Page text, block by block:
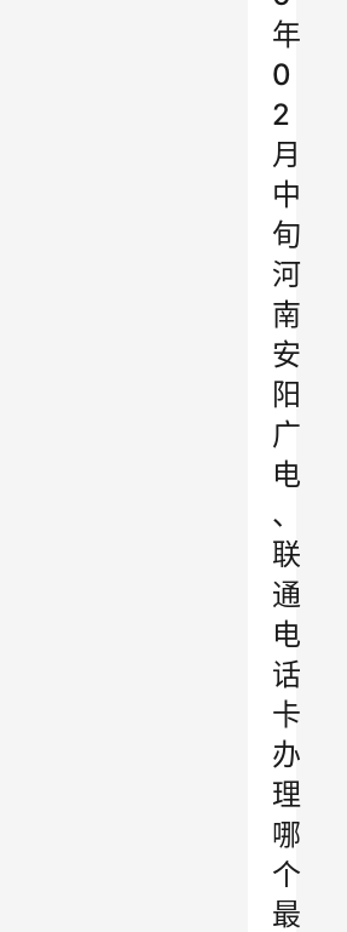
年
0
2
月
中
旬
河
南
安
阳
广
电
、
联
通
电
话
卡
办
理
哪
个
最